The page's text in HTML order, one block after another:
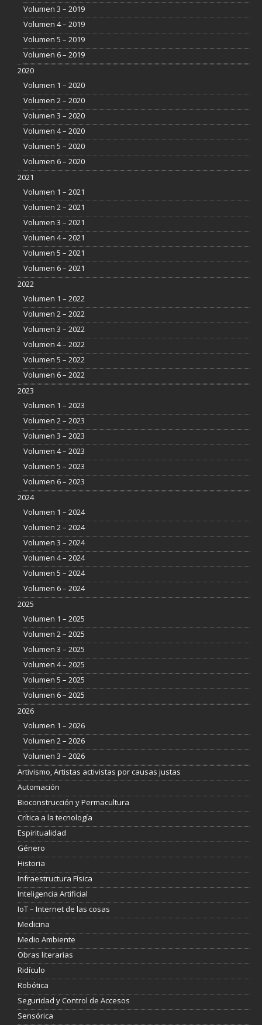
Volumen 3 – 2019
Volumen 4 – 2019
Volumen 5 – 2019
Volumen 6 – 2019
2020
Volumen 1 – 2020
Volumen 2 – 2020
Volumen 3 – 2020
Volumen 4 – 2020
Volumen 5 – 2020
Volumen 6 – 2020
2021
Volumen 1 – 2021
Volumen 2 – 2021
Volumen 3 – 2021
Volumen 4 – 2021
Volumen 5 – 2021
Volumen 6 – 2021
2022
Volumen 1 – 2022
Volumen 2 – 2022
Volumen 3 – 2022
Volumen 4 – 2022
Volumen 5 – 2022
Volumen 6 – 2022
2023
Volumen 1 – 2023
Volumen 2 – 2023
Volumen 3 – 2023
Volumen 4 – 2023
Volumen 5 – 2023
Volumen 6 – 2023
2024
Volumen 1 – 2024
Volumen 2 – 2024
Volumen 3 – 2024
Volumen 4 – 2024
Volumen 5 – 2024
Volumen 6 – 2024
2025
Volumen 1 – 2025
Volumen 2 – 2025
Volumen 3 – 2025
Volumen 4 – 2025
Volumen 5 – 2025
Volumen 6 – 2025
2026
Volumen 1 – 2026
Volumen 2 – 2026
Volumen 3 – 2026
Artivismo, Artistas activistas por causas justas
Automación
Bioconstrucción y Permacultura
Crítica a la tecnología
Espiritualidad
Género
Historia
Infraestructura Física
Inteligencia Artificial
IoT – Internet de las cosas
Medicina
Medio Ambiente
Obras literarias
Ridículo
Robótica
Seguridad y Control de Accesos
Sensórica